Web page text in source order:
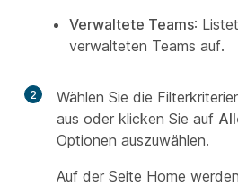
Verwaltete Teams:
verwalteten Teams auf.
2
Wählen Sie die
aus oder klicken Sie auf
Optionen auszuwählen.
Auf der Seite Home